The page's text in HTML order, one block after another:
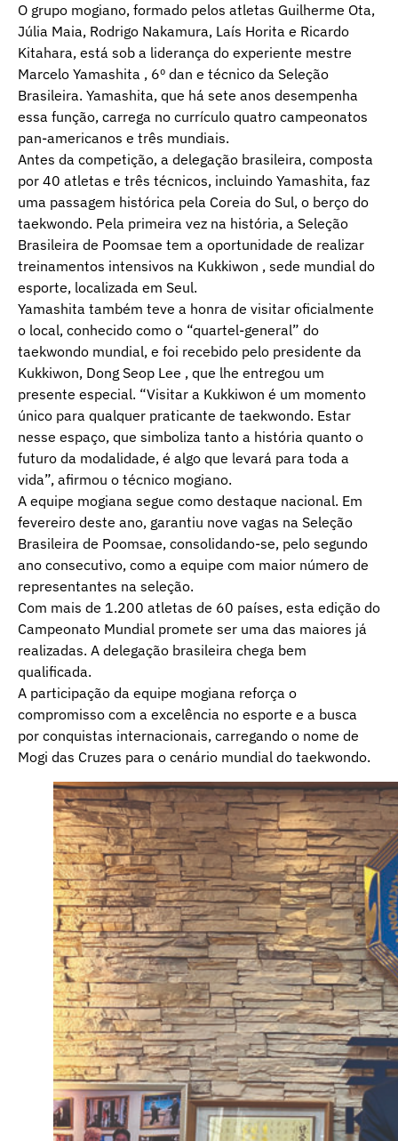
O grupo mogiano, formado pelos atletas Guilherme Ota,
Júlia Maia, Rodrigo Nakamura, Laís Horita e Ricardo
Kitahara, está sob a liderança do experiente mestre
Marcelo Yamashita , 6º dan e técnico da Seleção
Brasileira. Yamashita, que há sete anos desempenha
essa função, carrega no currículo quatro campeonatos
pan-americanos e três mundiais.
Antes da competição, a delegação brasileira, composta
por 40 atletas e três técnicos, incluindo Yamashita, faz
uma passagem histórica pela Coreia do Sul, o berço do
taekwondo. Pela primeira vez na história, a Seleção
Brasileira de Poomsae tem a oportunidade de realizar
treinamentos intensivos na Kukkiwon , sede mundial do
esporte, localizada em Seul.
Yamashita também teve a honra de visitar oficialmente
o local, conhecido como o “quartel-general” do
taekwondo mundial, e foi recebido pelo presidente da
Kukkiwon, Dong Seop Lee , que lhe entregou um
presente especial. “Visitar a Kukkiwon é um momento
único para qualquer praticante de taekwondo. Estar
nesse espaço, que simboliza tanto a história quanto o
futuro da modalidade, é algo que levará para toda a
vida”, afirmou o técnico mogiano.
A equipe mogiana segue como destaque nacional. Em
fevereiro deste ano, garantiu nove vagas na Seleção
Brasileira de Poomsae, consolidando-se, pelo segundo
ano consecutivo, como a equipe com maior número de
representantes na seleção.
Com mais de 1.200 atletas de 60 países, esta edição do
Campeonato Mundial promete ser uma das maiores já
realizadas. A delegação brasileira chega bem
qualificada.
A participação da equipe mogiana reforça o
compromisso com a excelência no esporte e a busca
por conquistas internacionais, carregando o nome de
Mogi das Cruzes para o cenário mundial do taekwondo.